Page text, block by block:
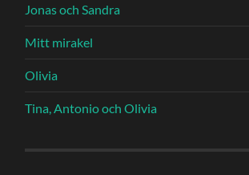
Jonas och Sandra
Mitt mirakel
Olivia
Tina, Antonio och Olivia